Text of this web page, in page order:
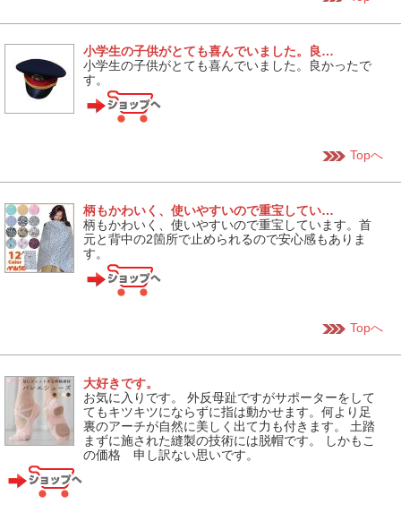
小学生の子供がとても喜んでいました。良…
小学生の子供がとても喜んでいました。良かったで
す。
Topへ
柄もかわいく、使いやすいので重宝してい…
柄もかわいく、使いやすいので重宝しています。首
元と背中の2箇所で止められるので安心感もありま
す。
Topへ
大好きです。
お気に入りです。 外反母趾ですがサポーターをして
てもキツキツにならずに指は動かせます。何より足
裏のアーチが自然に美しく出て力も付きます。 土踏
まずに施された縫製の技術には脱帽です。 しかもこ
の価格 申し訳ない思いです。